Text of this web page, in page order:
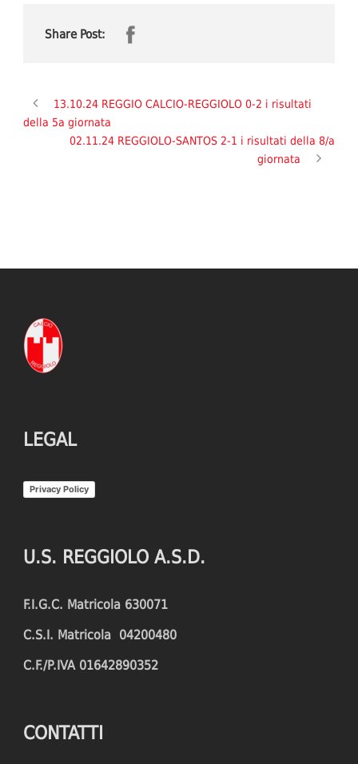
Share Post:
13.10.24 REGGIO CALCIO-REGGIOLO 0-2 i risultati
della 5a giornata
02.11.24 REGGIOLO-SANTOS 2-1 i risultati della 8/a
giornata
LEGAL
Privacy Policy
U.S. REGGIOLO A.S.D.
F.I.G.C. Matricola 630071
C.S.I. Matricola 04200480
C.F./P.IVA 01642890352
CONTATTI